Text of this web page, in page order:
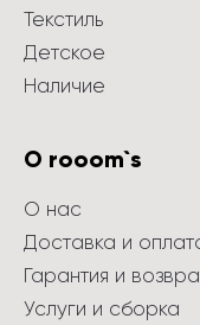
Текстиль
Детское
Наличие
О rooom`s
О нас
Доставка и
Гарантия и
Услуги и сборка